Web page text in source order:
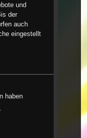
und
der
auch
eingestellt
haben